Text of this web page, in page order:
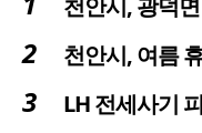
천안시, 광덕면
천안시, 여름 휴
LH 전세사기 피해주